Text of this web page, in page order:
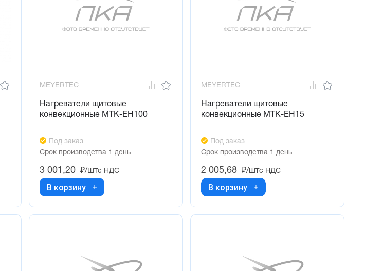
MEYERTEC
Нагреватели щитовые
конвекционные MTK-EH100
Под заказ
Срок производства 1 день
3 001,20 ₽/штс НДС
В корзину
MEYERTEC
Нагреватели щитовые
конвекционные MTK-EH15
Под заказ
Срок производства 1 день
2 005,68 ₽/штс НДС
В корзину